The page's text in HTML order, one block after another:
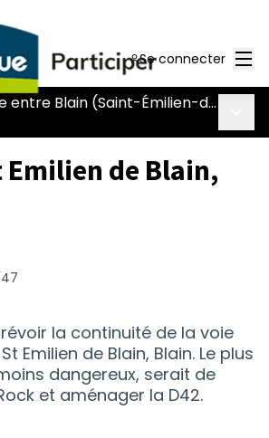
Se connecter
Itinéraire cyclable entre Blain (Saint-Émilien-de-Blain) et Héric (L129)
Emilien de Blain,
la continuité de la voie
Emilien de Blain, Blain. Le plus
dangereux, serait de
et aménager la D42.